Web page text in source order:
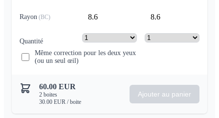
Rayon (BC) 8.6 8.6
Quantité
Même correction pour les deux yeux
(ou un seul œil)
60.00 EUR
2 boites
30.00 EUR / boite
Ajouter au panier